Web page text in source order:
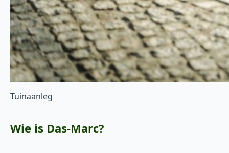
Tuinaanleg
Wie is Das-Marc?